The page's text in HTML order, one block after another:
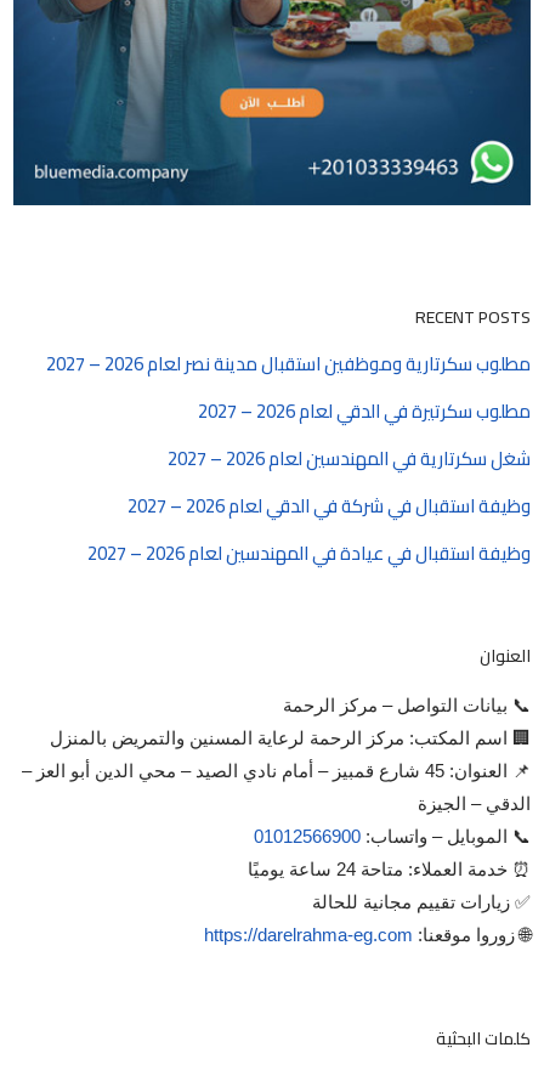
RECENT POSTS
مطلوب سكرتارية وموظفين استقبال مدينة نصر لعام 2026 – 2027
مطلوب سكرتيرة في الدقي لعام 2026 – 2027
شغل سكرتارية في المهندسين لعام 2026 – 2027
وظيفة استقبال في شركة في الدقي لعام 2026 – 2027
وظيفة استقبال في عيادة في المهندسين لعام 2026 – 2027
العنوان
📞 بيانات التواصل – مركز الرحمة
🏢 اسم المكتب: مركز الرحمة لرعاية المسنين والتمريض بالمنزل
📌 العنوان: 45 شارع قمبيز – أمام نادي الصيد – محي الدين أبو العز –
الدقي – الجيزة
📞 الموبايل – واتساب:01012566900
⏰ خدمة العملاء: متاحة 24 ساعة يوميًا
✅ زيارات تقييم مجانية للحالة
🌐 زوروا موقعنا: https://darelrahma-eg.com
كلمات البحثية